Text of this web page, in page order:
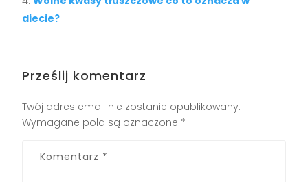
diecie?
Prześlij komentarz
Twój adres email nie zostanie opublikowany.
Wymagane pola są oznaczone *